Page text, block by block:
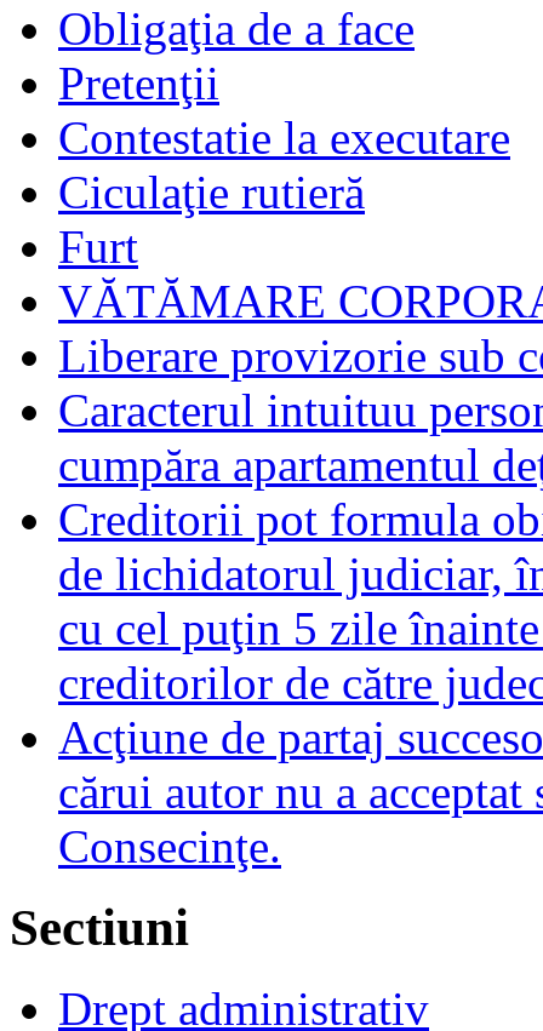
Obligaţia de a face
Pretenţii
Contestatie la executare
Ciculaţie rutieră
Furt
VĂTĂMARE
Liberare provizorie sub
Caracterul intuituu
cumpăra apartamentul
Creditorii pot formula
de lichidatorul judiciar,
cu cel puţin 5 zile
creditorilor de către
Acţiune de partaj
cărui autor nu a
Consecinţe.
Sectiuni
Drept administrativ